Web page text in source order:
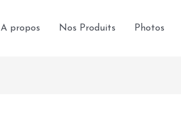
A propos Nos Produits Photos